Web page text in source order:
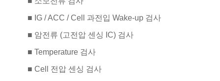
■ IG / ACC / Cell 과전입 Wake-up 검사
■ 암전류 (고전압 센싱 IC) 검사
■ Temperature 검사
■ Cell 전압 센싱 검사